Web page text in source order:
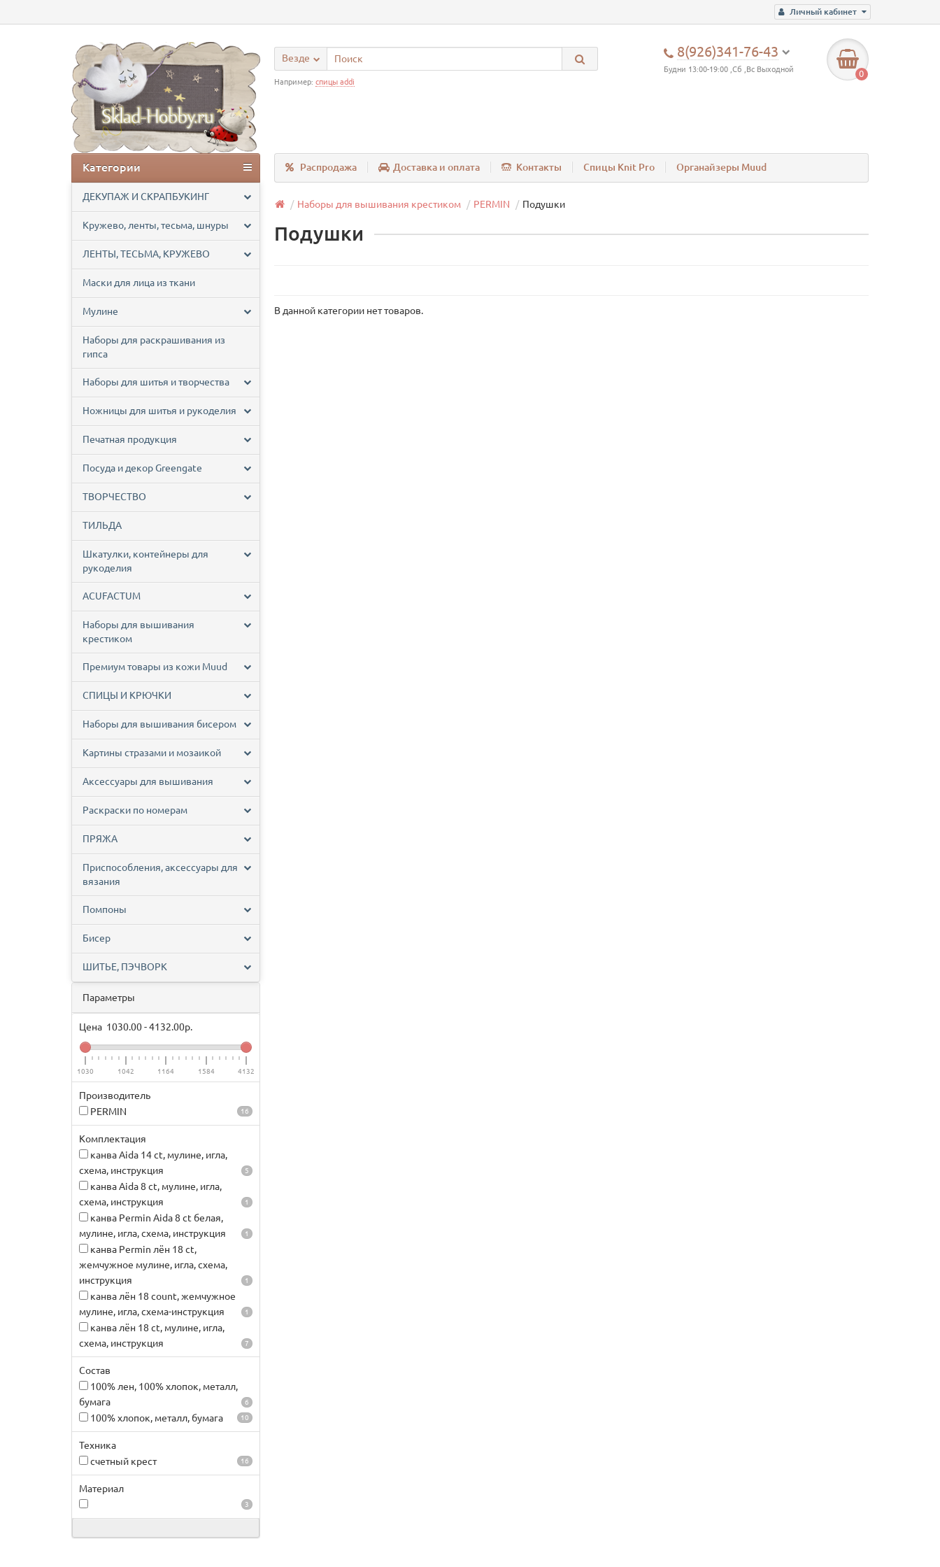
Личный кабинет
8(926)341-76-43
Будни 13:00-19:00 ,Сб ,Вс Выходной 0
Везде
Например: спицы addi
Распродажа Доставка и оплата Контакты Спицы Knit Pro Органайзеры Muud
Категории
ДЕКУПАЖ И СКРАПБУКИНГ
Кружево, ленты, тесьма, шнуры
ЛЕНТЫ, ТЕСЬМА, КРУЖЕВО
Маски для лица из ткани
Мулине
Наборы для раскрашивания из
гипса
Наборы для шитья и творчества
Ножницы для шитья и рукоделия
Печатная продукция
Посуда и декор Greengate
ТВОРЧЕСТВО
ТИЛЬДА
Шкатулки, контейнеры для
рукоделия
ACUFACTUM
Наборы для вышивания
крестиком
Премиум товары из кожи Muud
СПИЦЫ И КРЮЧКИ
Наборы для вышивания бисером
Картины стразами и мозаикой
Аксессуары для вышивания
Раскраски по номерам
ПРЯЖА
Приспособления, аксессуары для
вязания
Помпоны
Бисер
ШИТЬЕ, ПЭЧВОРК
Наборы для вышивания крестиком PERMIN Подушки
Параметры
Цена 1030.00-4132.00р.
1030 1042 1164 1584 4132
Производитель
PERMIN
16
Комплектация
канва Aida 14 ct, мулине, игла,
схема, инструкция
5
канва Aida 8 ct, мулине, игла,
схема, инструкция
1
канва Permin Aida 8 ct белая,
мулине, игла, схема, инструкция
1
канва Permin лён 18 ct,
жемчужное мулине, игла, схема,
инструкция
1
канва лён 18 count, жемчужное
мулине, игла, схема-инструкция
1
канва лён 18 ct, мулине, игла,
схема, инструкция
7
Состав
100% лен, 100% хлопок, металл,
бумага
6
100% хлопок, металл, бумага 10
Техника
счетный крест
16
Материал
3
Подушки
В данной категории нет товаров.